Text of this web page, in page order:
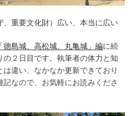
、重要文化財）広い、本当に広い
「徳島城、高松城、丸亀城」編に続
の２日目です。執筆者の体力と知
は違い、なかなか更新できており
記なので、お気軽にお読みくださ